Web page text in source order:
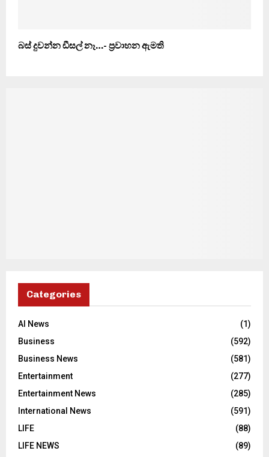
බස් දුවන්න ඩීසල් නෑ…- ප‍්‍රවාහන ඇමති
Categories
AI News
(1)
Business
(592)
Business News
(581)
Entertainment
(277)
Entertainment News
(285)
International News
(591)
LIFE
(88)
LIFE NEWS
(89)